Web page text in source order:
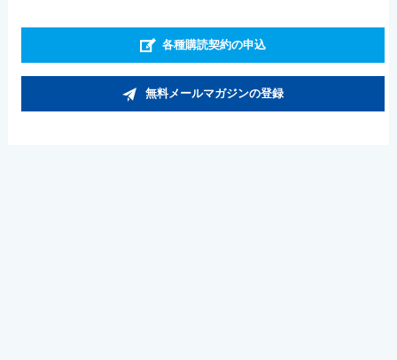
各種購読契約の申込
無料メールマガジンの登録